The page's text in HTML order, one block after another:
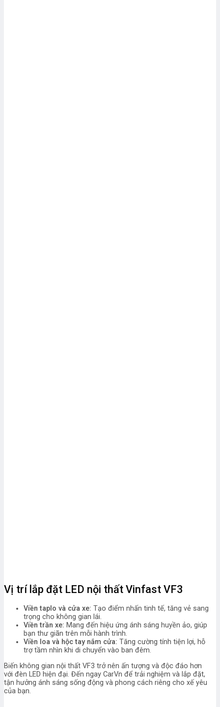
Vị trí lắp đặt LED nội thất Vinfast VF3
Viền taplo và cửa xe: Tạo điểm nhấn tinh tế, tăng vẻ sang
trọng cho không gian lái.
Viền trần xe: Mang đến hiệu ứng ánh sáng huyền ảo, giúp
bạn thư giãn trên mỗi hành trình.
Viền loa và hộc tay nắm cửa: Tăng cường tính tiện lợi, hỗ
trợ tầm nhìn khi di chuyển vào ban đêm.
Biến không gian nội thất VF3 trở nên ấn tượng và độc đáo hơn
với đèn LED hiện đại. Đến ngay CarVn để trải nghiệm và lắp đặt,
tận hưởng ánh sáng sống động và phong cách riêng cho xế yêu
của bạn.